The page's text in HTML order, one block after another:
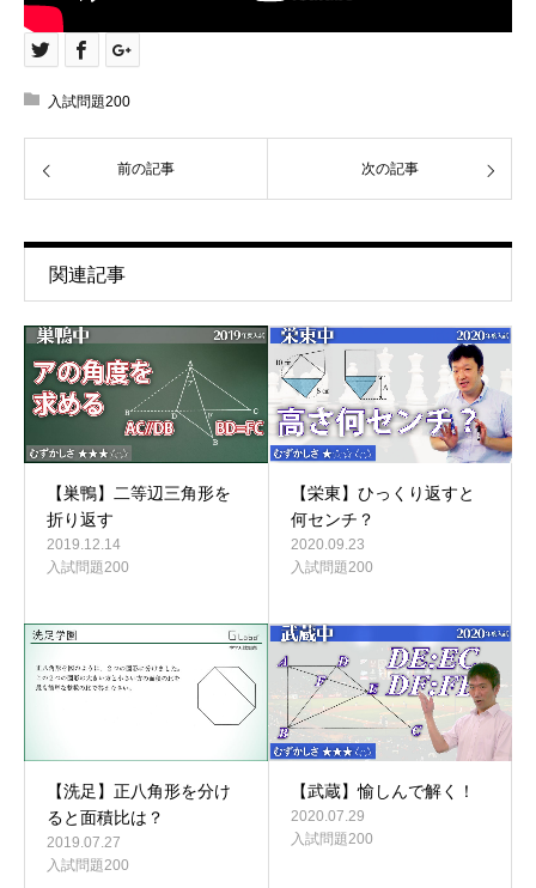
入試問題200
前の記事 次の記事
関連記事
【巣鴨】二等辺三角形を
折り返す
2019.12.14
入試問題200
【栄東】ひっくり返すと
何センチ？
2020.09.23
入試問題200
【洗足】正八角形を分け
ると面積比は？
2019.07.27
入試問題200
【武蔵】愉しんで解く！
2020.07.29
入試問題200